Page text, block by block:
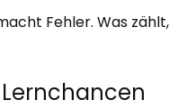
Fehler. Was zählt,